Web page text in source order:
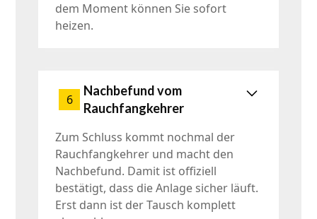
dem Moment können Sie sofort
heizen.
6
Nachbefund vom
Rauchfangkehrer
Zum Schluss kommt nochmal der
Rauchfangkehrer und macht den
Nachbefund. Damit ist offiziell
bestätigt, dass die Anlage sicher läuft.
Erst dann ist der Tausch komplett